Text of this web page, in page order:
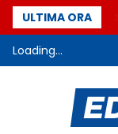
ULTIMA ORA
“Noi siamo le
Loading...